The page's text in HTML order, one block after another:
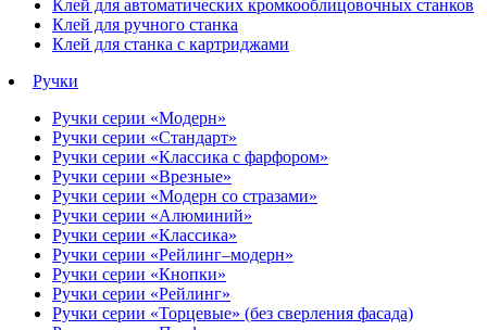
Клей для автоматических кромкооблицовочных станков
Клей для ручного станка
Клей для станка с картриджами
Ручки
Ручки серии «Модерн»
Ручки серии «Стандарт»
Ручки серии «Классика с фарфором»
Ручки серии «Врезные»
Ручки серии «Модерн со стразами»
Ручки серии «Алюминий»
Ручки серии «Классика»
Ручки серии «Рейлинг–модерн»
Ручки серии «Кнопки»
Ручки серии «Рейлинг»
Ручки серии «Торцевые» (без сверления фасада)